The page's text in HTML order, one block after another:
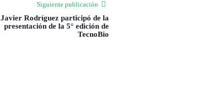
Siguiente publicación
Javier Rodríguez participó de la
presentación de la 5° edición de
TecnoBio